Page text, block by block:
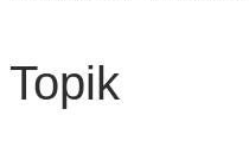
Topik